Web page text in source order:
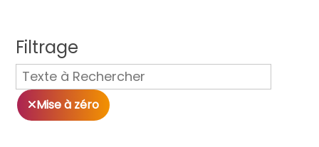
Filtrage
Mise à zéro